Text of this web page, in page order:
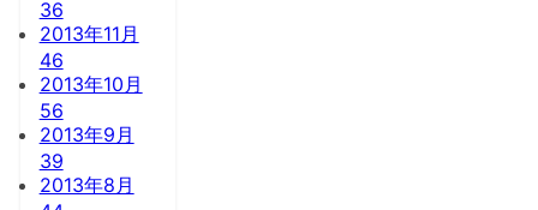
36
2013年11月
46
2013年10月
56
2013年9月
39
2013年8月